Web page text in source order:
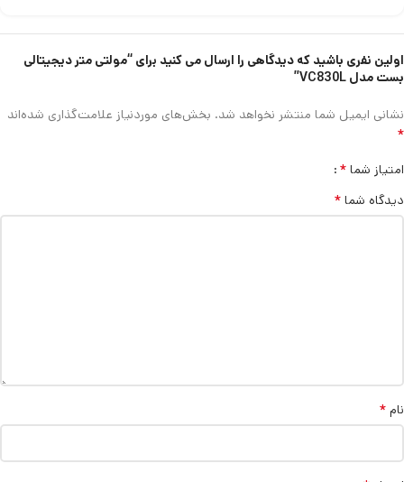
اولین نفری باشید که دیدگاهی را ارسال می کنید برای “مولتی متر دیجیتالی
بست مدل VC830L”
نشانی ایمیل شما منتشر نخواهد شد. بخش‌های موردنیاز علامت‌گذاری شده‌اند
*
امتیاز شما *
دیدگاه شما *
نام *